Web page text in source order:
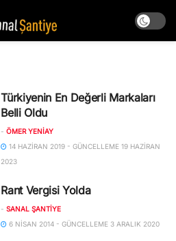
Türkiyenin En Değerli Markaları
Belli Oldu
- ÖMER YENIAY
14 HAZIRAN 2019 - GÜNCELLEME 19 HAZIRAN
2023
Rant Vergisi Yolda
- SANAL ŞANTIYE
6 NISAN 2014 - GÜNCELLEME 3 ARALIK 2020